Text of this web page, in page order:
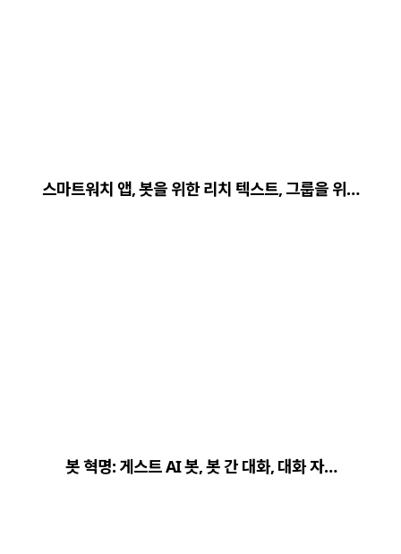
스마트워치 앱, 봇을 위한 리치 텍스트, 그룹을 위…
봇 혁명: 게스트 AI 봇, 봇 간 대화, 대화 자…